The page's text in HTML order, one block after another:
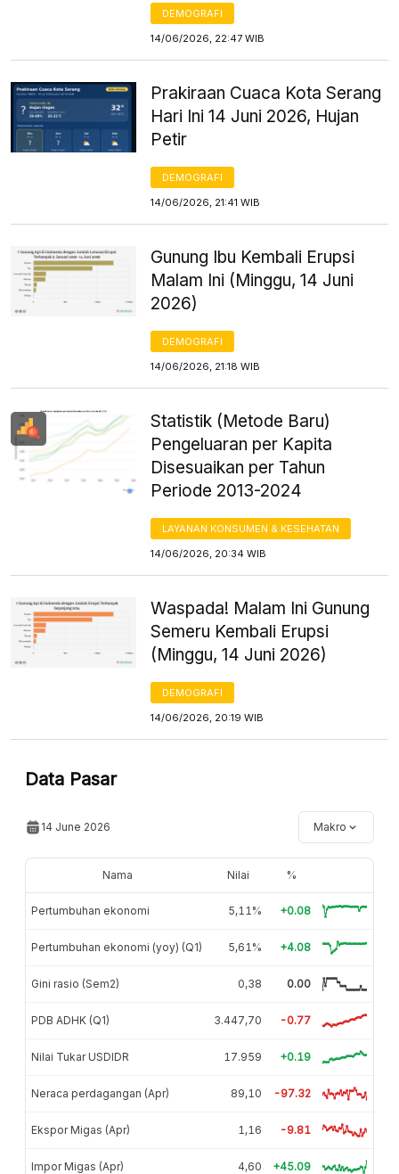
DEMOGRAFI
14/06/2026, 22:47 WIB
Prakiraan Cuaca Kota Serang
Hari Ini 14 Juni 2026, Hujan
Petir
DEMOGRAFI
14/06/2026, 21:41 WIB
Gunung Ibu Kembali Erupsi
Malam Ini (Minggu, 14 Juni
2026)
DEMOGRAFI
14/06/2026, 21:18 WIB
Statistik (Metode Baru)
Pengeluaran per Kapita
Disesuaikan per Tahun
Periode 2013-2024
LAYANAN KONSUMEN & KESEHATAN
14/06/2026, 20:34 WIB
Waspada! Malam Ini Gunung
Semeru Kembali Erupsi
(Minggu, 14 Juni 2026)
DEMOGRAFI
14/06/2026, 20:19 WIB
Data Pasar
14 June 2026 Makro
Nama Nilai %
Pertumbuhan ekonomi 5,11% +0.08
Pertumbuhan ekonomi (yoy) (Q1) 5,61% +4.08
Gini rasio (Sem2) 0,38 0.00
PDB ADHK (Q1) 3.447,70 -0.77
Nilai Tukar USDIDR 17.959 +0.19
Neraca perdagangan (Apr) 89,10 -97.32
Ekspor Migas (Apr) 1,16 -9.81
Impor Migas (Apr) 4,60 +45.09